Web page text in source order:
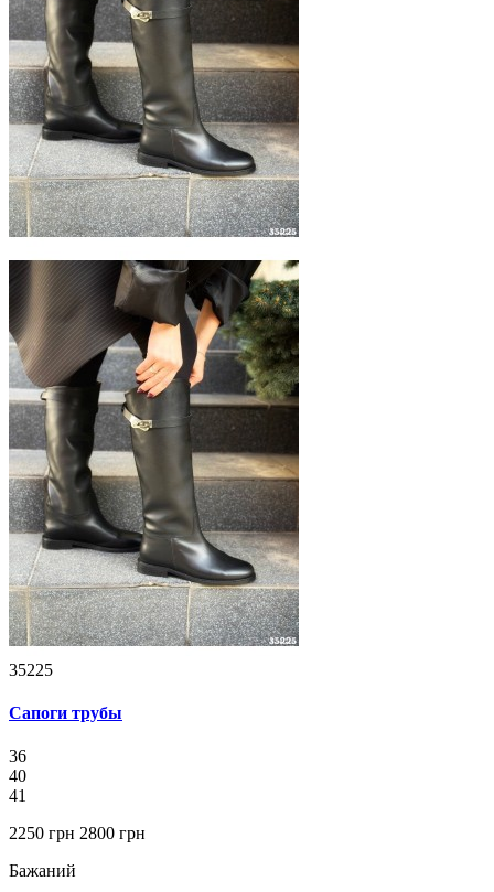
35225
Сапоги трубы
36
40
41
2250 грн 2800 грн
Бажаний